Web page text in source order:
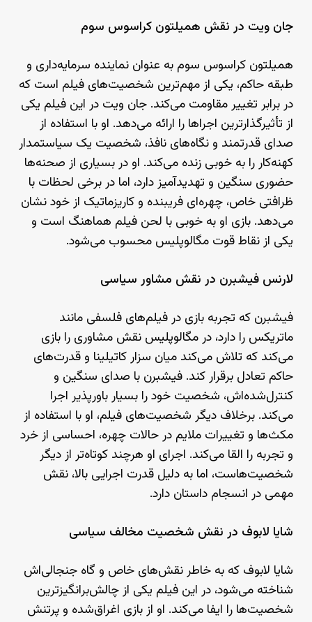
جان ویت در نقش همیلتون کراسوس سوم
همیلتون کراسوس سوم به عنوان نماینده سرمایه‌داری و
طبقه حاکم، یکی از مهم‌ترین شخصیت‌های فیلم است که
در برابر تغییر مقاومت می‌کند. جان ویت در این فیلم یکی
از تأثیرگذارترین اجراها را ارائه می‌دهد. او با استفاده از
صدای قدرتمند و نگاه‌های نافذ، شخصیت یک سیاستمدار
کهنه‌کار را به خوبی زنده می‌کند. او در بسیاری از صحنه‌ها
حضوری سنگین و تهدیدآمیز دارد، اما در برخی لحظات با
ظرافتی خاص، چهره‌ای فریبنده و کاریزماتیک از خود نشان
می‌دهد. بازی او به خوبی با لحن فیلم هماهنگ است و
یکی از نقاط قوت مگالوپلیس محسوب می‌شود.
لارنس فیشبرن در نقش مشاور سیاسی
فیشبرن که تجربه بازی در فیلم‌های فلسفی مانند
ماتریکس را دارد، در مگالوپلیس نقش مشاوری را بازی
می‌کند که تلاش می‌کند میان سزار کاتیلینا و قدرت‌های
حاکم تعادل برقرار کند. فیشبرن با صدای سنگین و
کنترل‌شده‌اش، شخصیت خود را بسیار باورپذیر اجرا
می‌کند. برخلاف دیگر شخصیت‌های فیلم، او با استفاده از
مکث‌ها و تغییرات ملایم در حالات چهره، احساسی از خرد
و تجربه را القا می‌کند. اجرای او هرچند کوتاه‌تر از دیگر
شخصیت‌هاست، اما به دلیل قدرت اجرایی بالا، نقش
مهمی در انسجام داستان دارد.
شایا لابوف در نقش شخصیت مخالف سیاسی
شایا لابوف که به خاطر نقش‌های خاص و گاه جنجالی‌اش
شناخته می‌شود، در این فیلم یکی از چالش‌برانگیزترین
شخصیت‌ها را ایفا می‌کند. او از بازی اغراق‌شده و پرتنش